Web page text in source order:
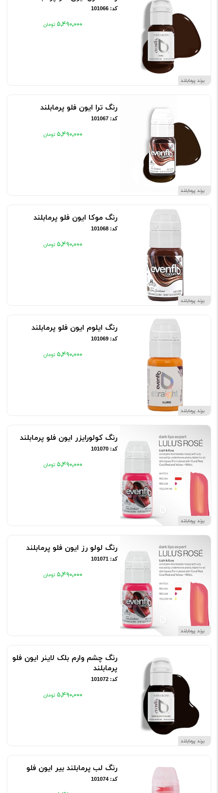
برند پرمابلند
کد: 101066
۵٬۴۹۰٬۰۰۰
برند پرمابلند
رنگ ترا ایون فلو پرمابلند
کد: 101067
۵٬۴۹۰٬۰۰۰
برند پرمابلند
رنگ موکا ایون فلو پرمابلند
کد: 101068
۵٬۴۹۰٬۰۰۰
برند پرمابلند
رنگ ایلوم ایون فلو پرمابلند
کد: 101069
۵٬۴۹۰٬۰۰۰
برند پرمابلند
رنگ کولورایزر ایون فلو پرمابلند
کد: 101070
۵٬۴۹۰٬۰۰۰
برند پرمابلند
رنگ لولو رز ایون فلو پرمابلند
کد: 101071
۵٬۴۹۰٬۰۰۰
برند پرمابلند
رنگ چشم وارم بلک لاینر ایون فلو
پرمابلند
کد: 101072
۵٬۴۹۰٬۰۰۰
رنگ لب پرمابلند بیر ایون فلو
کد: 101074